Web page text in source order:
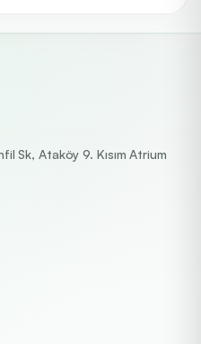
Sk, Ataköy 9. Kısım Atrium